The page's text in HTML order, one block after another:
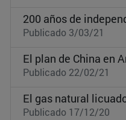
Publicado 3/03/21
El plan de China en
Publicado 22/02/21
Publicado 17/12/20